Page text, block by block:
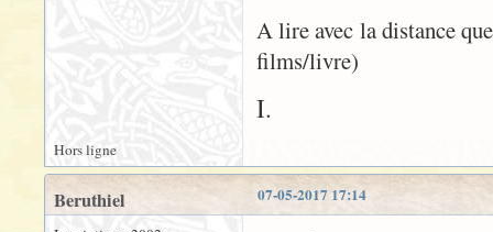
A lire avec la distance
films/livre)
I.
Hors ligne
07-05-2017 17:14
Beruthiel